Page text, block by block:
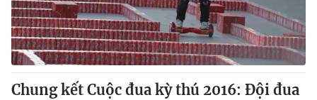
Tin tức
Thế giới đó đây
Câu chuyện quốc tế
Kinh tế
Tài chính
Thị trường
Dữ liệu và đời sống
Chung kết Cuộc đua kỳ thú 2016: Đội đua